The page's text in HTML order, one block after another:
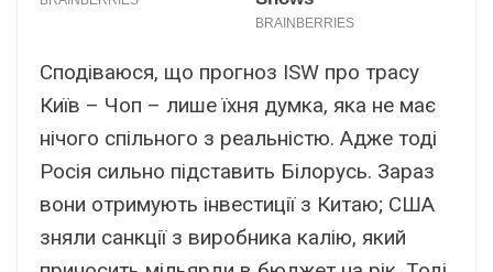
Сподіваюся, що прогноз ISW про трасу
Київ – Чоп – лише їхня думка, яка не має
нічого спільного з реальністю. Адже тоді
Росія сильно підставить Білорусь. Зараз
вони отримують інвестиції з Китаю; США
зняли санкції з виробника калію, який